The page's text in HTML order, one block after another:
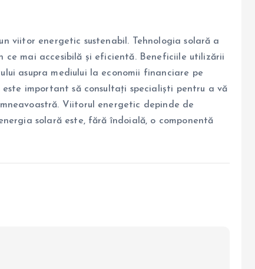
viitor energetic sustenabil. Tehnologia solară a
mai accesibilă și eficientă. Beneficiile utilizării
asupra mediului la economii financiare pe
important să consultați specialiști pentru a vă
Viitorul energetic depinde de
solară este, fără îndoială, o componentă